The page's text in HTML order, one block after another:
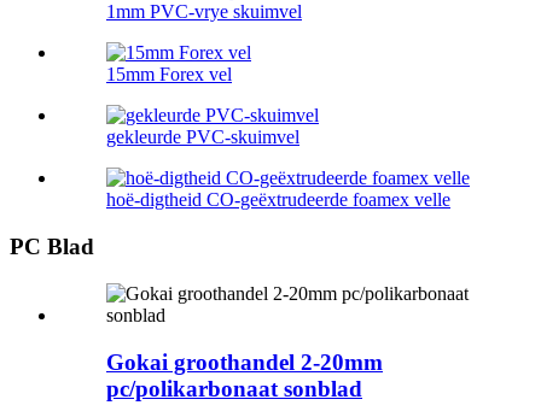
1mm PVC-vrye skuimvel
15mm Forex vel
gekleurde PVC-skuimvel
hoë-digtheid CO-geëxtrudeerde foamex velle
PC Blad
Gokai groothandel 2-20mm
pc/polikarbonaat sonblad